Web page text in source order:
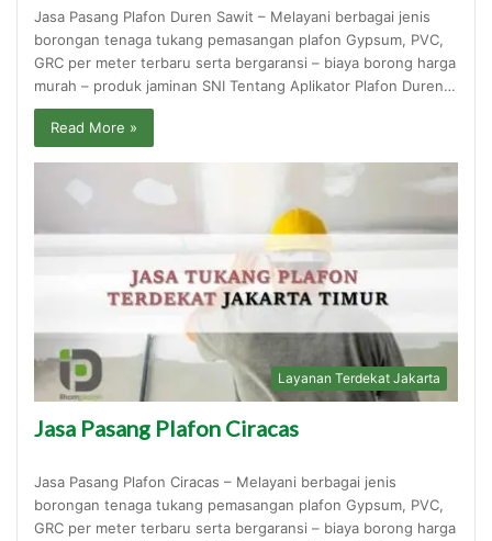
Jasa Pasang Plafon Duren Sawit – Melayani berbagai jenis
borongan tenaga tukang pemasangan plafon Gypsum, PVC,
GRC per meter terbaru serta bergaransi – biaya borong harga
murah – produk jaminan SNI Tentang Aplikator Plafon Duren…
Read More »
Layanan Terdekat Jakarta
Jasa Pasang Plafon Ciracas
Jasa Pasang Plafon Ciracas – Melayani berbagai jenis
borongan tenaga tukang pemasangan plafon Gypsum, PVC,
GRC per meter terbaru serta bergaransi – biaya borong harga